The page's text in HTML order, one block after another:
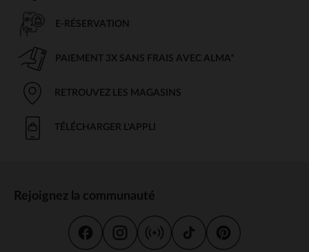
E-RÉSERVATION
PAIEMENT 3X SANS FRAIS AVEC ALMA*
RETROUVEZ LES MAGASINS
TÉLÉCHARGER L'APPLI
Rejoignez la communauté